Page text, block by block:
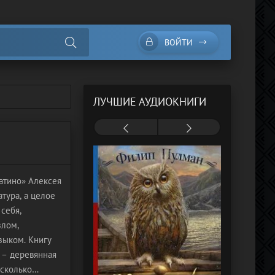
ВОЙТИ
Алексея
а целое
Книгу
деревянная
ЛУЧШИЕ АУДИОКНИГИ